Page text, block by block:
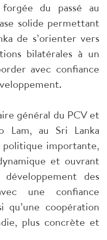
du passé au
solide permettant
de s’orienter vers
bilatérales à un
avec confiance
général du PCV et
Lam, au Sri Lanka
importante,
et ouvrant
des
une confiance
qu’une coopération
plus concrète et